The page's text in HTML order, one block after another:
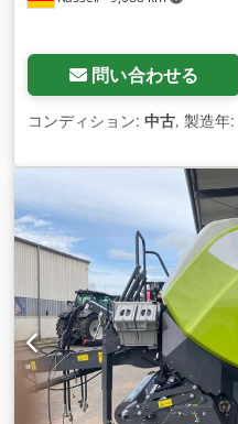
問い合わせる
コンディション: 中古, 製造年: